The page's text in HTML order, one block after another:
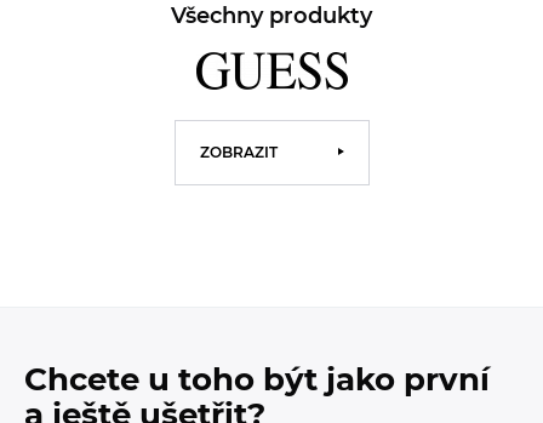
Všechny produkty
ZOBRAZIT
Chcete u toho být jako první
a ještě ušetřit?